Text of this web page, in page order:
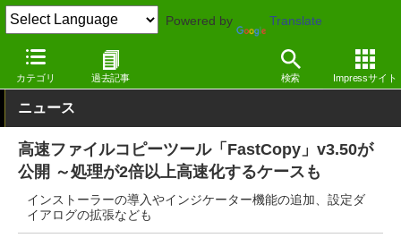
Powered by Translate
カテゴリ 過去記事 検索 Impressサイト
窓の杜 システム・ファイル Windows
ニュース
高速ファイルコピーツール「FastCopy」v3.50が
公開 ～処理が2倍以上高速化するケースも
インストーラーの導入やインジケーター機能の追加、設定ダ
イアログの拡張なども